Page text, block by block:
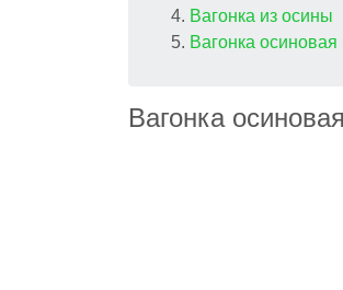
Вагонка из осины
Вагонка осиновая
Вагонка